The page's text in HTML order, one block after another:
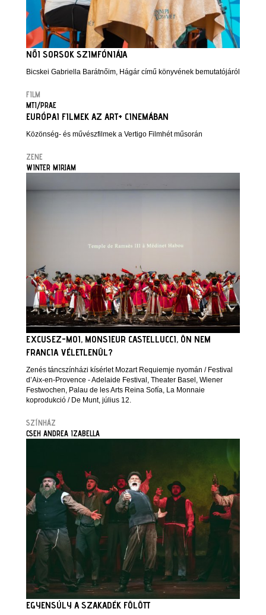
NŐI SORSOK SZIMFÓNIÁJA
Bicskei Gabriella Barátnőim, Hágár című könyvének bemutatójáról
FILM
MTI/PRAE
EURÓPAI FILMEK AZ ART+ CINEMÁBAN
Közönség- és művészfilmek a Vertigo Filmhét műsorán
ZENE
WINTER MIRJAM
EXCUSEZ-MOI, MONSIEUR CASTELLUCCI, ÖN NEM
FRANCIA VÉLETLENÜL?
Zenés táncszínházi kísérlet Mozart Requiemje nyomán / Festival
d’Aix-en-Provence - Adelaide Festival, Theater Basel, Wiener
Festwochen, Palau de les Arts Reina Sofía, La Monnaie
koprodukció / De Munt, július 12.
SZÍNHÁZ
CSEH ANDREA IZABELLA
EGYENSÚLY A SZAKADÉK FÖLÖTT